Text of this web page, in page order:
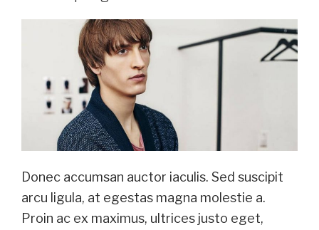
Donec accumsan auctor iaculis. Sed suscipit
arcu ligula, at egestas magna molestie a.
Proin ac ex maximus, ultrices justo eget,